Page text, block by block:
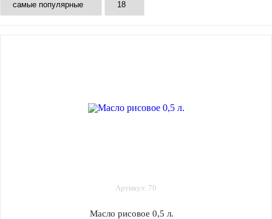
Артикул: 70
Масло рисовое 0,5 л.